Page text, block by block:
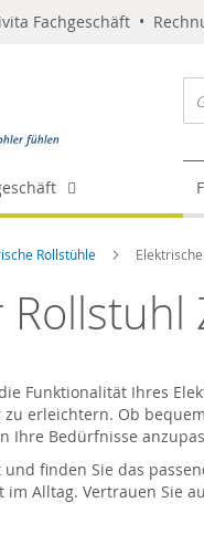
Fachgeschäft •
Rollstühle
Funktionalität Ihres
erleichtern. Ob
Ihre Bedürfnisse
finden Sie das
Alltag. Vertrauen Sie